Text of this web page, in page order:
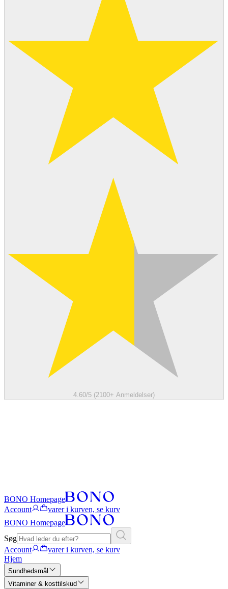
4.60/5 (2100+ Anmeldelser)
BONO Homepage
Account
varer i kurven, se kurv
BONO Homepage
Søg
Account
varer i kurven, se kurv
Hjem
Sundhedsmål
Vitaminer & kosttilskud